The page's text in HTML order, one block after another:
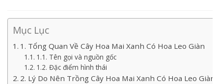
Mục Lục
1. Tổng Quan Về Cây Hoa Mai Xanh Có Hoa Leo Giàn
1.1. Tên gọi và nguồn gốc
1.2. Đặc điểm hình thái
2. Lý Do Nên Trồng Cây Hoa Mai Xanh Có Hoa Leo Giàn